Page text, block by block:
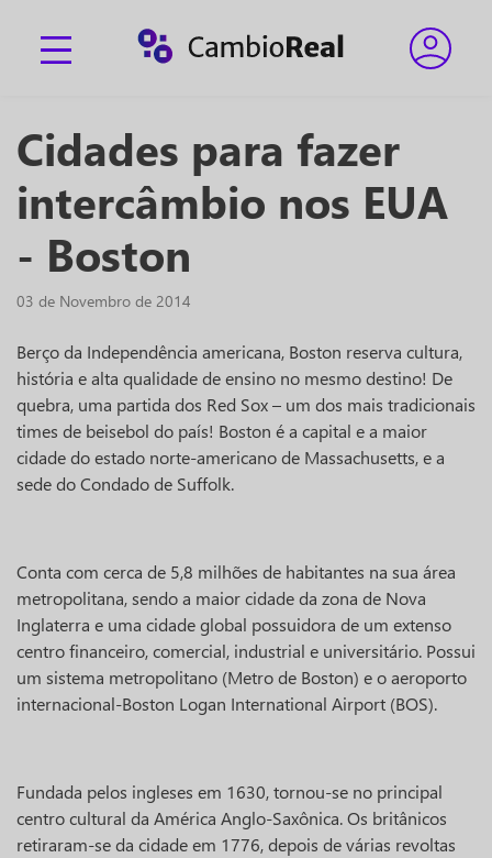
Cidades para fazer
intercâmbio nos EUA
- Boston
03 de Novembro de 2014
Berço da Independência americana, Boston reserva cultura,
história e alta qualidade de ensino no mesmo destino! De
quebra, uma partida dos Red Sox – um dos mais tradicionais
times de beisebol do país! Boston é a capital e a maior
cidade do estado norte-americano de Massachusetts, e a
sede do Condado de Suffolk.
Conta com cerca de 5,8 milhões de habitantes na sua área
metropolitana, sendo a maior cidade da zona de Nova
Inglaterra e uma cidade global possuidora de um extenso
centro financeiro, comercial, industrial e universitário. Possui
um sistema metropolitano (Metro de Boston) e o aeroporto
internacional-Boston Logan International Airport (BOS).
Fundada pelos ingleses em 1630, tornou-se no principal
centro cultural da América Anglo-Saxônica. Os britânicos
retiraram-se da cidade em 1776, depois de várias revoltas